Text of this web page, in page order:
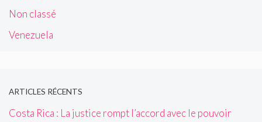
Non classé
Venezuela
ARTICLES RÉCENTS
Costa Rica : La justice rompt l’accord avec le pouvoir